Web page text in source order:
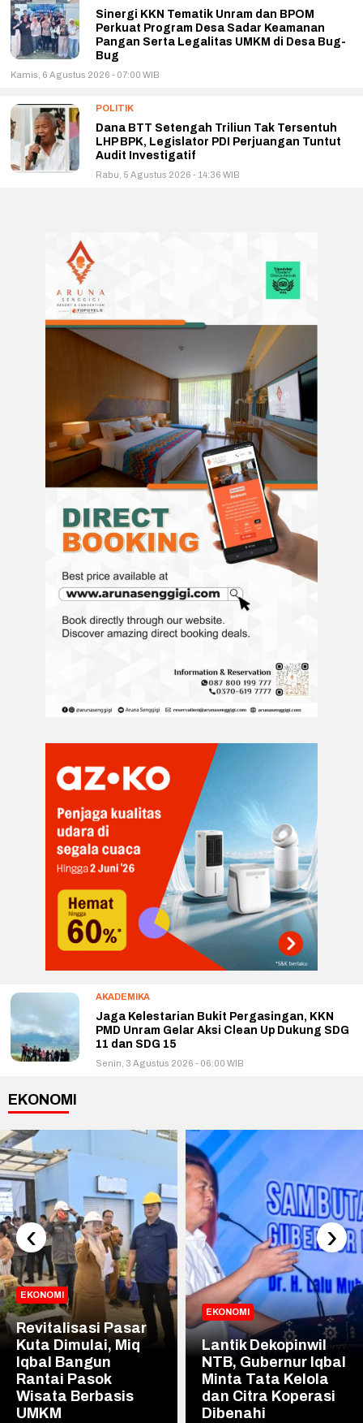
Sinergi KKN Tematik Unram dan BPOM
Perkuat Program Desa Sadar Keamanan
Pangan Serta Legalitas UMKM di Desa Bug-
Bug
Kamis, 6 Agustus 2026 - 07:00 WIB
POLITIK
Dana BTT Setengah Triliun Tak Tersentuh
LHP BPK, Legislator PDI Perjuangan Tuntut
Audit Investigatif
Rabu, 5 Agustus 2026 - 14:36 WIB
AKADEMIKA
Jaga Kelestarian Bukit Pergasingan, KKN
PMD Unram Gelar Aksi Clean Up Dukung SDG
11 dan SDG 15
Senin, 3 Agustus 2026 - 06:00 WIB
EKONOMI
EKONOMI
Revitalisasi Pasar
Kuta Dimulai, Miq
Iqbal Bangun
Rantai Pasok
Wisata Berbasis
UMKM
EKONOMI
Lantik Dekopinwil
NTB, Gubernur Iqbal
Minta Tata Kelola
dan Citra Koperasi
Dibenahi
‹ ›